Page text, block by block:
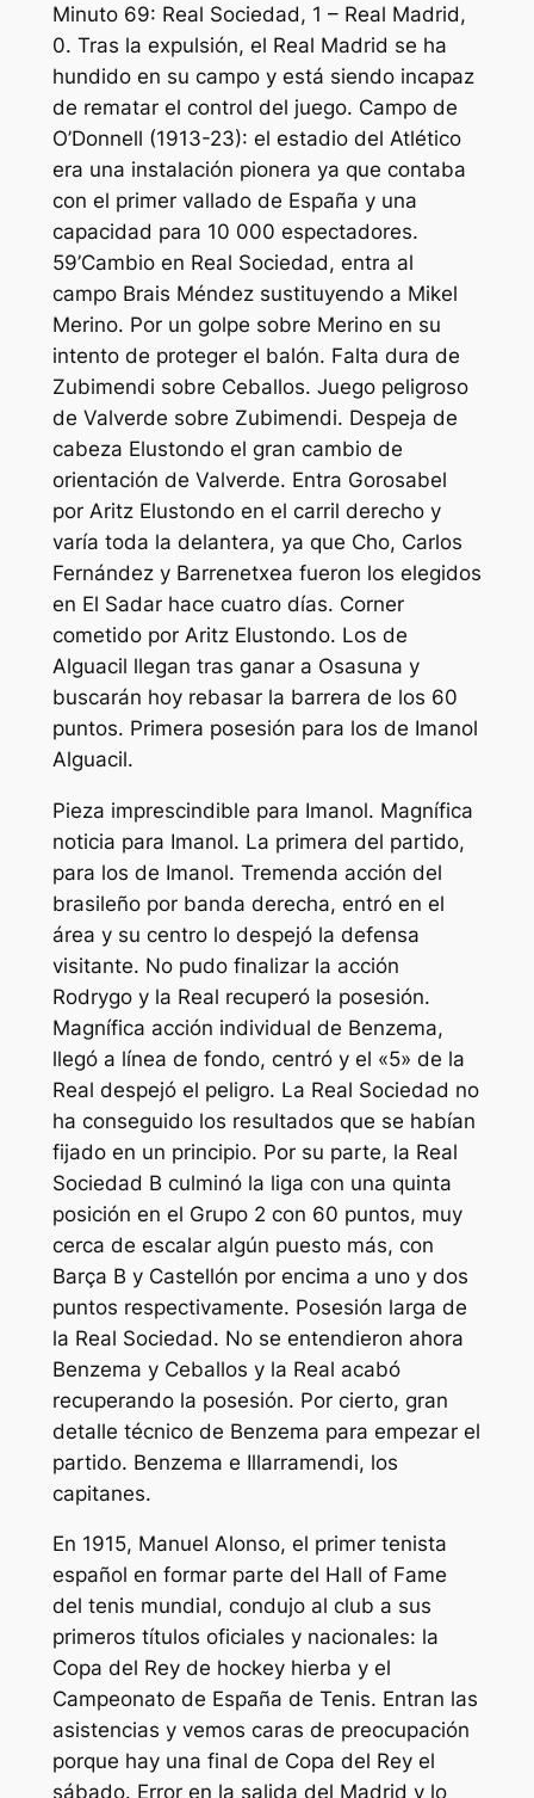
Minuto 69: Real Sociedad, 1 – Real Madrid,
0. Tras la expulsión, el Real Madrid se ha
hundido en su campo y está siendo incapaz
de rematar el control del juego. Campo de
O’Donnell (1913-23): el estadio del Atlético
era una instalación pionera ya que contaba
con el primer vallado de España y una
capacidad para 10 000 espectadores.
59’Cambio en Real Sociedad, entra al
campo Brais Méndez sustituyendo a Mikel
Merino. Por un golpe sobre Merino en su
intento de proteger el balón. Falta dura de
Zubimendi sobre Ceballos. Juego peligroso
de Valverde sobre Zubimendi. Despeja de
cabeza Elustondo el gran cambio de
orientación de Valverde. Entra Gorosabel
por Aritz Elustondo en el carril derecho y
varía toda la delantera, ya que Cho, Carlos
Fernández y Barrenetxea fueron los elegidos
en El Sadar hace cuatro días. Corner
cometido por Aritz Elustondo. Los de
Alguacil llegan tras ganar a Osasuna y
buscarán hoy rebasar la barrera de los 60
puntos. Primera posesión para los de Imanol
Alguacil.
Pieza imprescindible para Imanol. Magnífica
noticia para Imanol. La primera del partido,
para los de Imanol. Tremenda acción del
brasileño por banda derecha, entró en el
área y su centro lo despejó la defensa
visitante. No pudo finalizar la acción
Rodrygo y la Real recuperó la posesión.
Magnífica acción individual de Benzema,
llegó a línea de fondo, centró y el «5» de la
Real despejó el peligro. La Real Sociedad no
ha conseguido los resultados que se habían
fijado en un principio. Por su parte, la Real
Sociedad B culminó la liga con una quinta
posición en el Grupo 2 con 60 puntos, muy
cerca de escalar algún puesto más, con
Barça B y Castellón por encima a uno y dos
puntos respectivamente. Posesión larga de
la Real Sociedad. No se entendieron ahora
Benzema y Ceballos y la Real acabó
recuperando la posesión. Por cierto, gran
detalle técnico de Benzema para empezar el
partido. Benzema e Illarramendi, los
capitanes.
En 1915, Manuel Alonso, el primer tenista
español en formar parte del Hall of Fame
del tenis mundial, condujo al club a sus
primeros títulos oficiales y nacionales: la
Copa del Rey de hockey hierba y el
Campeonato de España de Tenis. Entran las
asistencias y vemos caras de preocupación
porque hay una final de Copa del Rey el
sábado. Error en la salida del Madrid y lo